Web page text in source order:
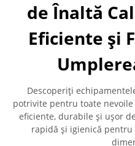
de Înaltă
Eficiente și
Descoperiți
potrivite pentru toate
eficiente, durabile și ușor
rapidă și igienică